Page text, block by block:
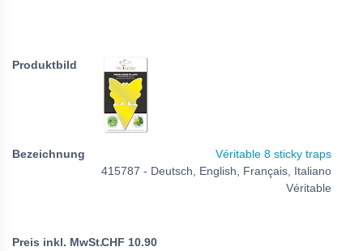
Véritable 8 sticky traps
415787 - Deutsch, English, Français, Italiano
Véritable
CHF 10.90